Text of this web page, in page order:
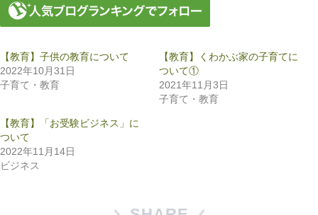
【教育】子供の教育について
2022年10月31日
子育て・教育
【教育】くわかぶ家の子育てに
ついて①
2021年11月3日
子育て・教育
【教育】「お受験ビジネス」に
ついて
2022年11月14日
ビジネス